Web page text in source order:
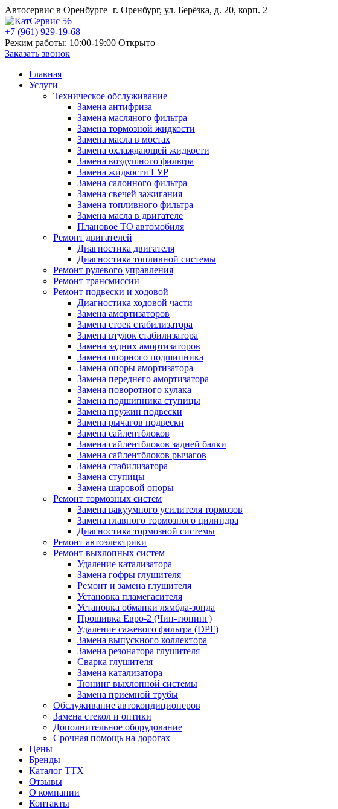
Автосервис в Оренбурге г. Оренбург, ул. Берёзка, д. 20, корп. 2
+7 (961) 929-19-68
Режим работы: 10:00-19:00 Открыто
Заказать звонок
Главная
Услуги
Техническое обслуживание
Замена антифриза
Замена масляного фильтра
Замена тормозной жидкости
Замена масла в мостах
Замена охлаждающей жидкости
Замена воздушного фильтра
Замена жидкости ГУР
Замена салонного фильтра
Замена свечей зажигания
Замена топливного фильтра
Замена масла в двигателе
Плановое ТО автомобиля
Ремонт двигателей
Диагностика двигателя
Диагностика топливной системы
Ремонт рулевого управления
Ремонт трансмиссии
Ремонт подвески и ходовой
Диагностика ходовой части
Замена амортизаторов
Замена стоек стабилизатора
Замена втулок стабилизатора
Замена задних амортизаторов
Замена опорного подшипника
Замена опоры амортизатора
Замена переднего амортизатора
Замена поворотного кулака
Замена подшипника ступицы
Замена пружин подвески
Замена рычагов подвески
Замена сайлентблоков
Замена сайлентблоков задней балки
Замена сайлентблоков рычагов
Замена стабилизатора
Замена ступицы
Замена шаровой опоры
Ремонт тормозных систем
Замена вакуумного усилителя тормозов
Замена главного тормозного цилиндра
Диагностика тормозной системы
Ремонт автоэлектрики
Ремонт выхлопных систем
Удаление катализатора
Замена гофры глушителя
Ремонт и замена глушителя
Установка пламегасителя
Установка обманки лямбда-зонда
Прошивка Евро-2 (Чип-тюнинг)
Удаление сажевого фильтра (DPF)
Замена выпускного коллектора
Замена резонатора глушителя
Сварка глушителя
Замена катализатора
Тюнинг выхлопной системы
Замена приемной трубы
Обслуживание автокондиционеров
Замена стекол и оптики
Дополнительное оборудование
Срочная помощь на дорогах
Цены
Бренды
Каталог ТТХ
Отзывы
О компании
Контакты